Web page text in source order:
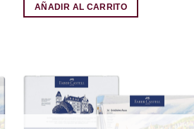
AÑADIR AL CARRITO
a la
lista de
deseos